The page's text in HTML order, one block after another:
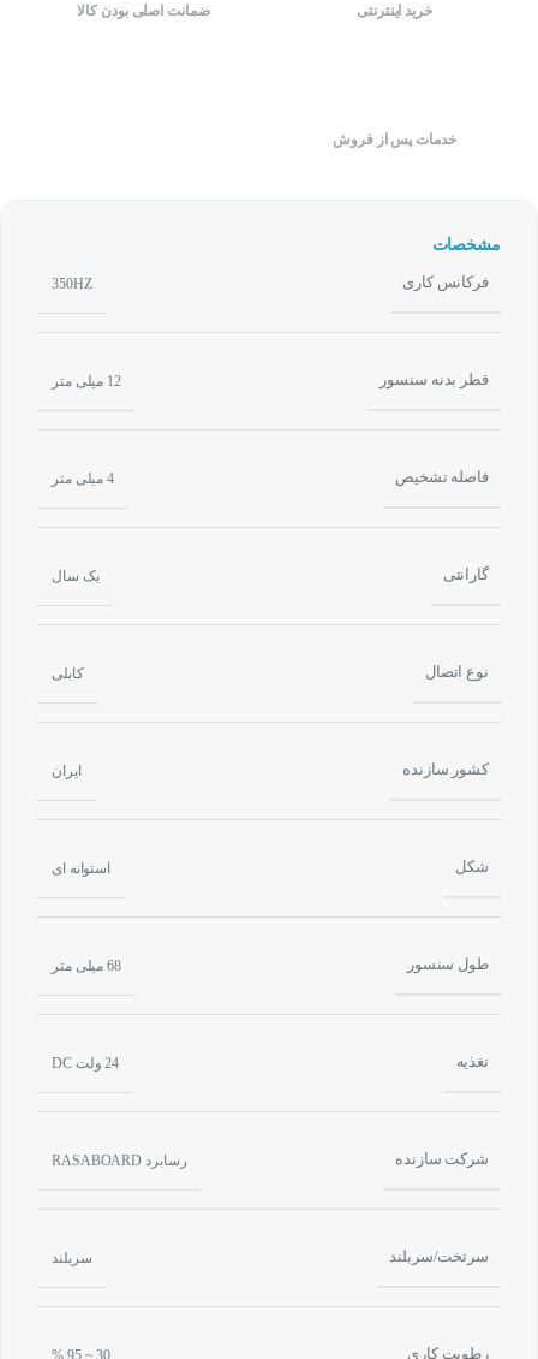
خرید اینترنتی ضمانت اصلی بودن کالا
خدمات پس از فروش
مشخصات
فرکانس کاری 350HZ
قطر بدنه سنسور 12 میلی متر
فاصله تشخیص 4 میلی متر
گارانتی یک سال
نوع اتصال کابلی
کشور سازنده ایران
شکل استوانه ای
طول سنسور 68 میلی متر
تغذیه 24 ولت DC
شرکت سازنده رسابرد RASABOARD
سرتخت/سربلند سربلند
رطوبت کاری 30 ~ 95 %